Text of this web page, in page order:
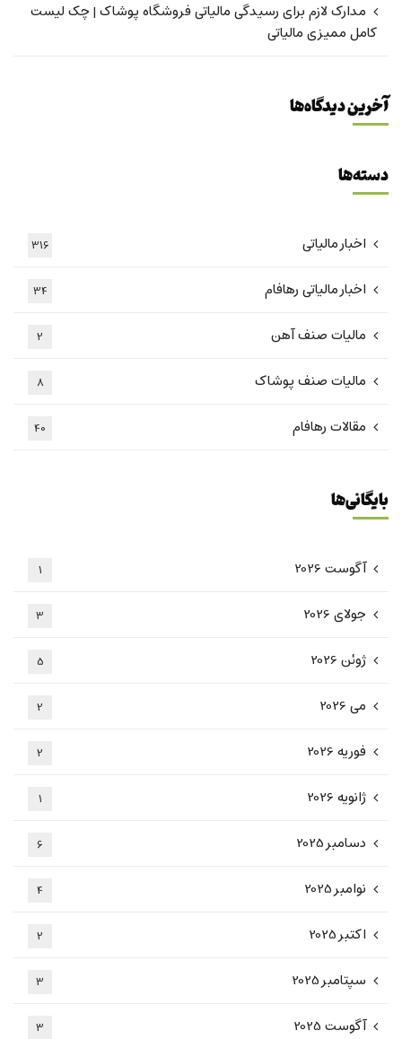
مدارک لازم برای رسیدگی مالیاتی فروشگاه پوشاک | چک لیست
کامل ممیزی مالیاتی
آخرین دیدگاه‌ها
دسته‌ها
اخبار مالیاتی 316
اخبار مالیاتی رهافام 34
مالیات صنف آهن 2
مالیات صنف پوشاک 8
مقالات رهافام 40
بایگانی‌ها
آگوست 2026 1
جولای 2026 3
ژوئن 2026 5
می 2026 2
فوریه 2026 2
ژانویه 2026 1
دسامبر 2025 6
نوامبر 2025 4
اکتبر 2025 2
سپتامبر 2025 3
آگوست 2025 3